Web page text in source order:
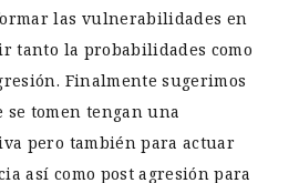
las vulnerabilidades en
tanto la probabilidades como
Finalmente sugerimos
se tomen tengan una
pero también para actuar
así como post agresión para